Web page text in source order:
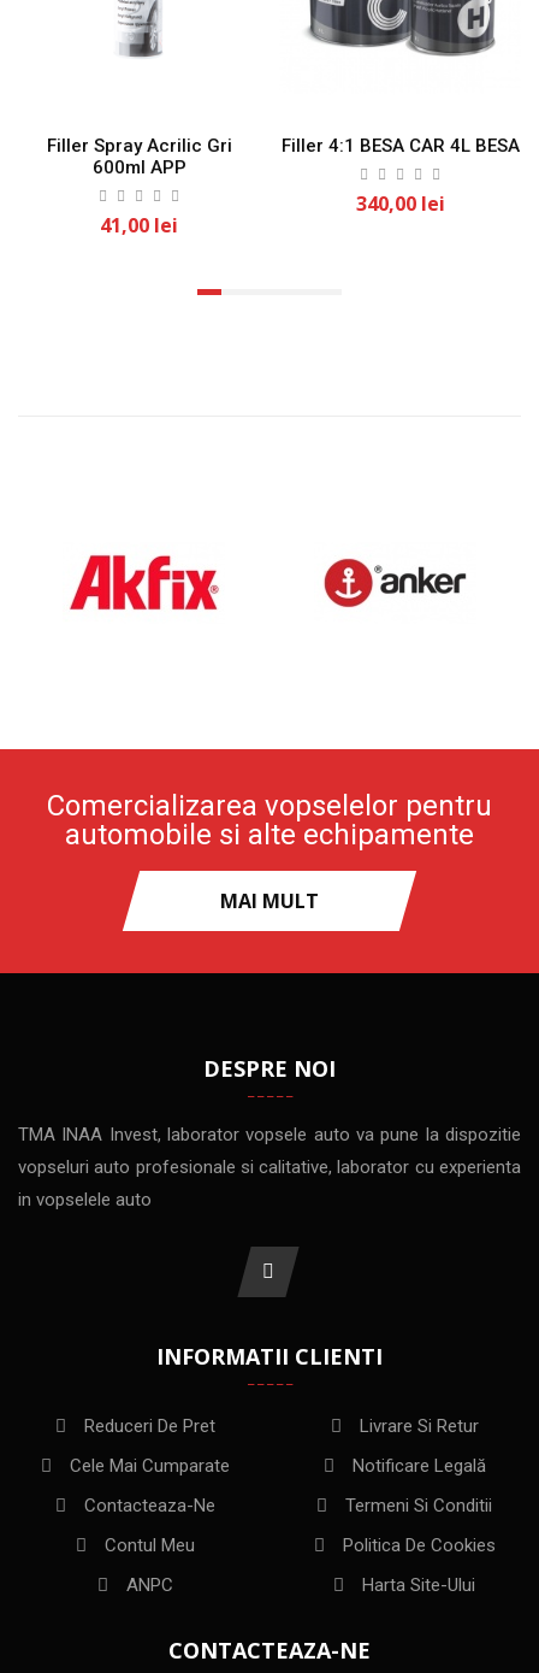
Filler Spray Acrilic Gri
600ml APP
41,00 lei
Filler 4:1 BESA CAR 4L BESA
340,00 lei
Comercializarea vopselelor pentru
automobile si alte echipamente
MAI MULT
DESPRE NOI
TMA INAA Invest, laborator vopsele auto va pune la dispozitie
vopseluri auto profesionale si calitative, laborator cu experienta
in vopselele auto
INFORMATII CLIENTI
Reduceri De Pret
Cele Mai Cumparate
Contacteaza-Ne
Contul Meu
ANPC
Livrare Si Retur
Notificare Legală
Termeni Si Conditii
Politica De Cookies
Harta Site-Ului
CONTACTEAZA-NE